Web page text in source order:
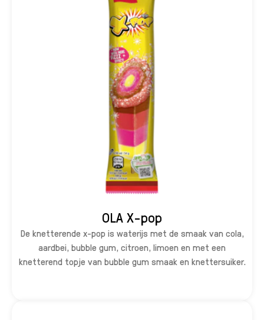
OLA X-pop
De knetterende x-pop is waterijs met de smaak van cola,
aardbei, bubble gum, citroen, limoen en met een
knetterend topje van bubble gum smaak en knettersuiker.